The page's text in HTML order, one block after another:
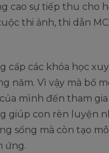
cao sự tiếp thu cho
thi ảnh, thi dẫn
cấp các khóa học
năm. Vì vậy mà bố
mình đến tham gia
giúp con rèn luyện
sống mà còn tạo
ứng.